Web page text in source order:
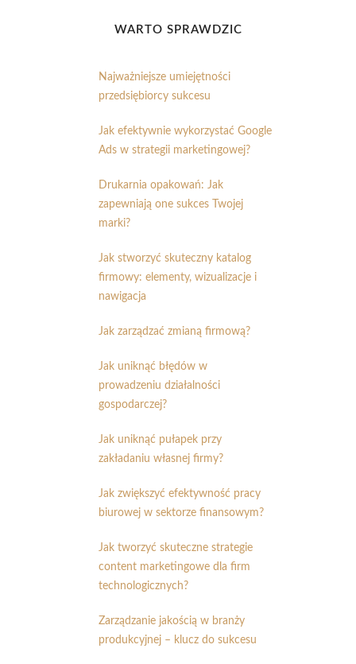
WARTO SPRAWDZIĆ
Najważniejsze umiejętności
przedsiębiorcy sukcesu
Jak efektywnie wykorzystać Google
Ads w strategii marketingowej?
Drukarnia opakowań: Jak
zapewniają one sukces Twojej
marki?
Jak stworzyć skuteczny katalog
firmowy: elementy, wizualizacje i
nawigacja
Jak zarządzać zmianą firmową?
Jak uniknąć błędów w
prowadzeniu działalności
gospodarczej?
Jak uniknąć pułapek przy
zakładaniu własnej firmy?
Jak zwiększyć efektywność pracy
biurowej w sektorze finansowym?
Jak tworzyć skuteczne strategie
content marketingowe dla firm
technologicznych?
Zarządzanie jakością w branży
produkcyjnej – klucz do sukcesu